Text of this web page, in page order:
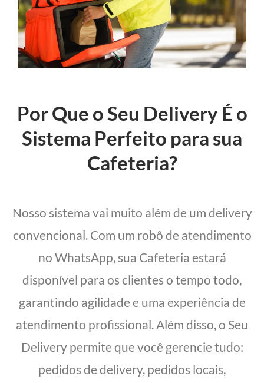
Por Que o Seu Delivery É o
Sistema Perfeito para sua
Cafeteria?
Nosso sistema vai muito além de um delivery
convencional. Com um robô de atendimento
no WhatsApp, sua Cafeteria estará
disponível para os clientes o tempo todo,
garantindo agilidade e uma experiência de
atendimento profissional. Além disso, o Seu
Delivery permite que você gerencie tudo:
pedidos de delivery, pedidos locais,